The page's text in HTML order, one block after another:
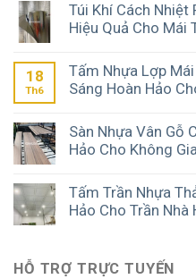
Túi Khí Cách Nhiệt
Hiệu Quả Cho Mái
18
Th6
Tấm Nhựa Lợp
Sáng Hoàn Hảo
Sàn Nhựa Vân Gỗ
Hảo Cho Không
Tấm Trần Nhựa
Hảo Cho Trần Nhà
HỖ TRỢ TRỰC TUYẾN